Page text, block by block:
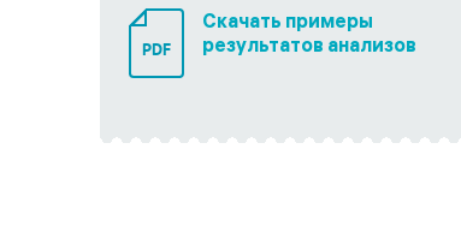
PDF
Скачать примеры
результатов анализов